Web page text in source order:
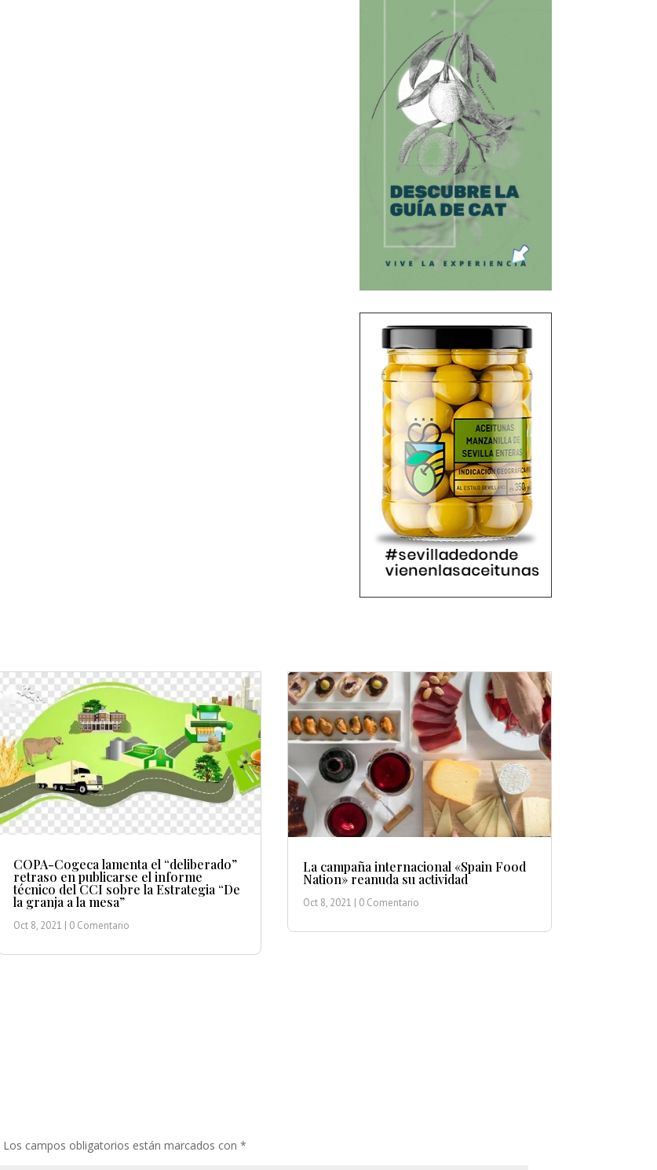
COPA-Cogeca lamenta el “deliberado”
retraso en publicarse el informe
técnico del CCI sobre la Estrategia “De
la granja a la mesa”
Oct 8, 2021 | 0 Comentario
La campaña internacional «Spain Food
Nation» reanuda su actividad
Oct 8, 2021 | 0 Comentario
Los campos obligatorios están marcados con*